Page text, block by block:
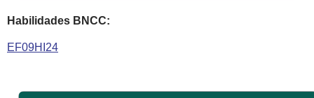
Habilidades BNCC:
EF09HI24